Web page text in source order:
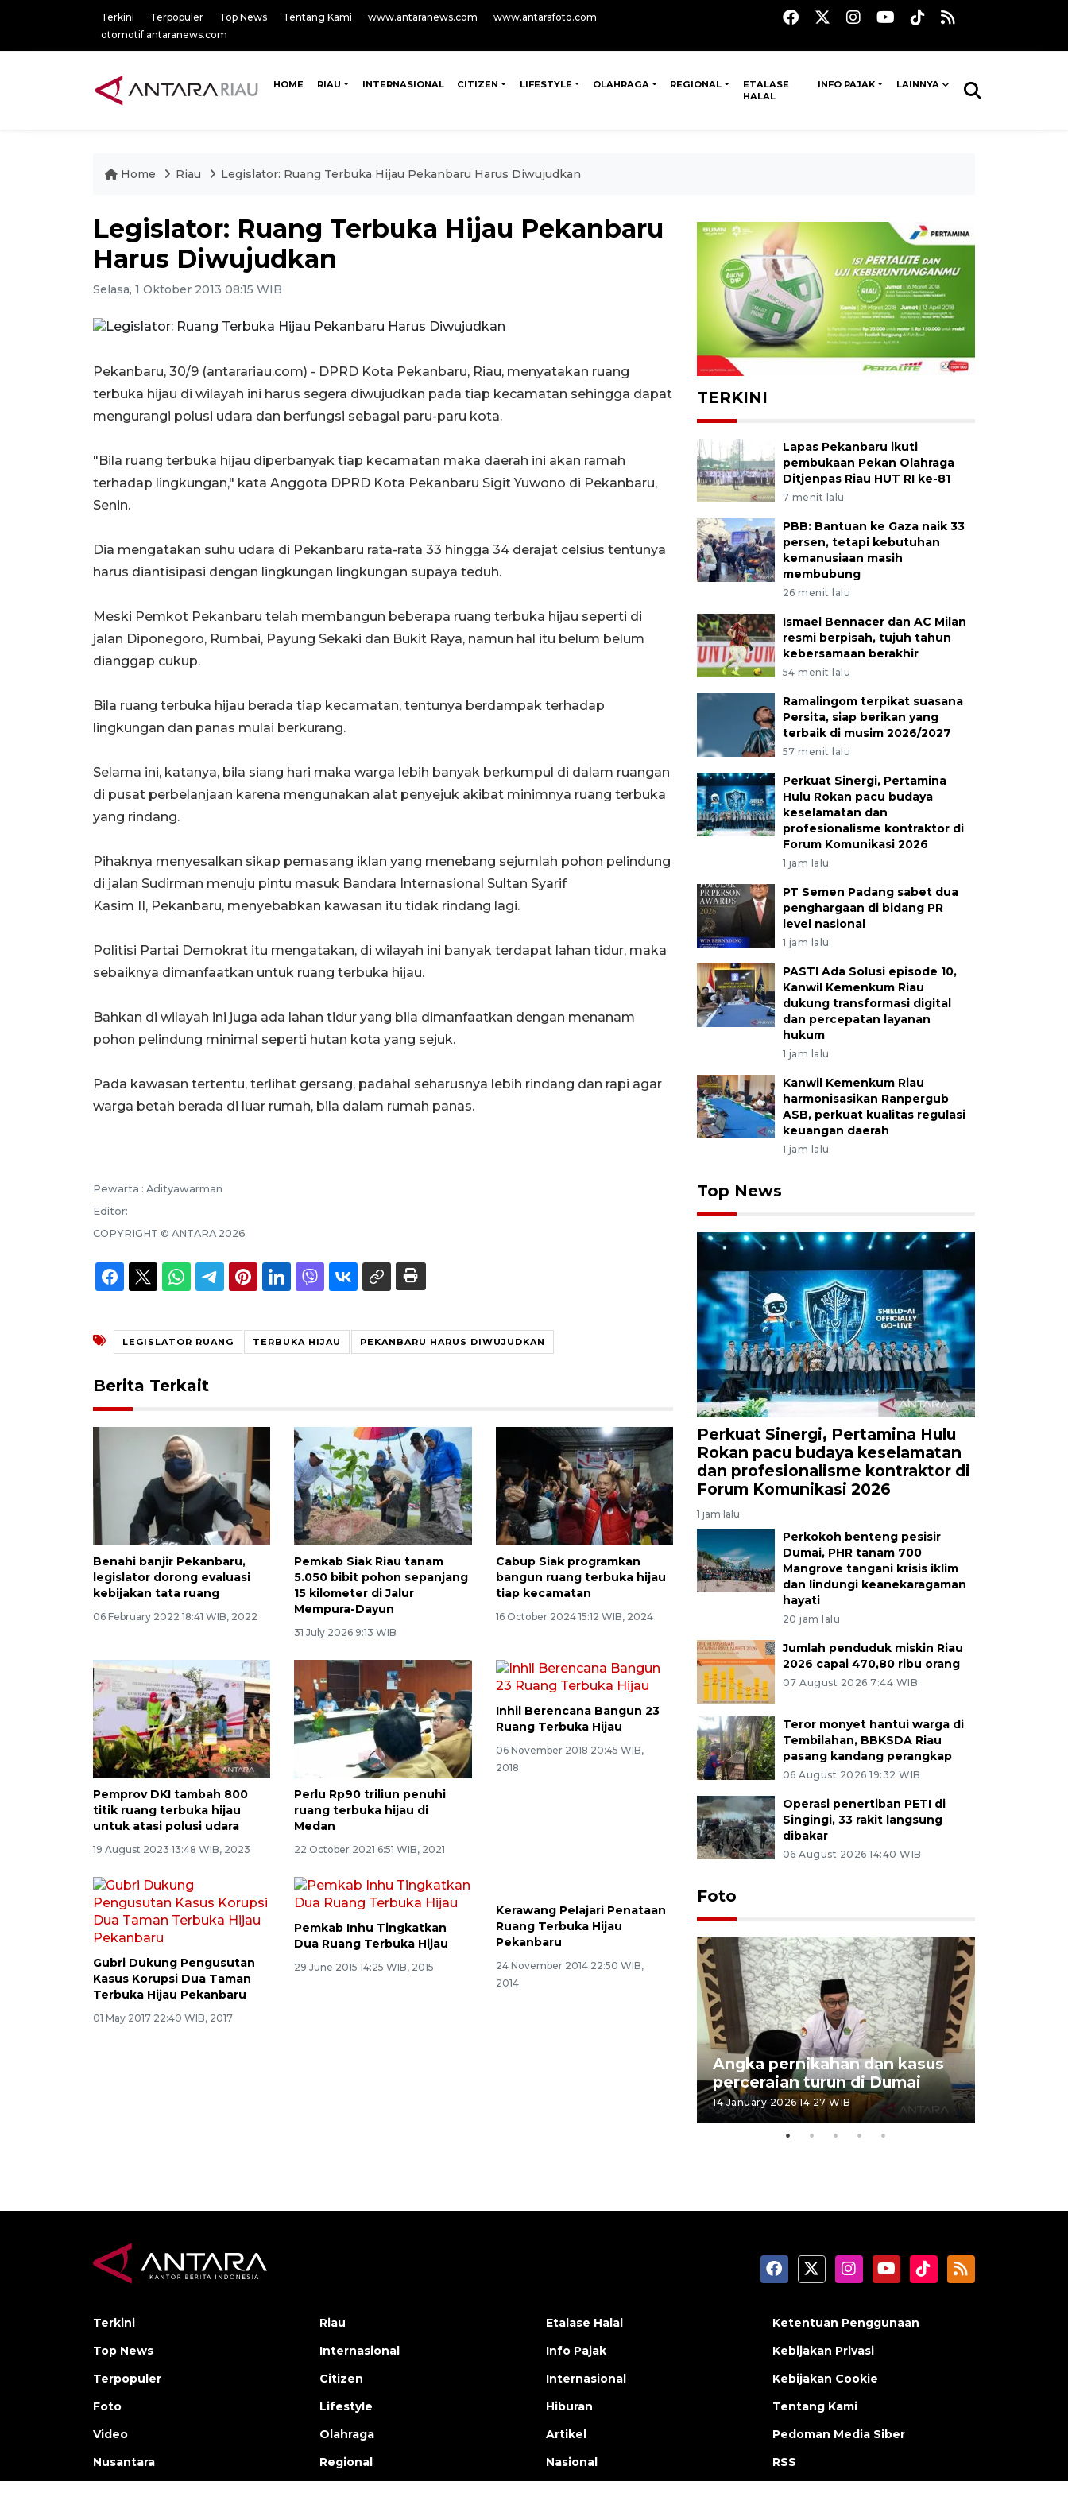
Terkini Terpopuler Top News Tentang Kami www.antaranews.com
www.antarafoto.com
otomotif.antaranews.com
HOME RIAU INTERNASIONAL CITIZEN LIFESTYLE OLAHRAGA REGIONAL
ETALASE
HALAL
INFO PAJAK LAINNYA
Home Riau Legislator: Ruang Terbuka Hijau Pekanbaru Harus Diwujudkan
Legislator: Ruang Terbuka Hijau Pekanbaru
Harus Diwujudkan
Selasa, 1 Oktober 2013 08:15 WIB
Pekanbaru, 30/9 (antarariau.com) - DPRD Kota Pekanbaru, Riau, menyatakan ruang
terbuka hijau di wilayah ini harus segera diwujudkan pada tiap kecamatan sehingga dapat
mengurangi polusi udara dan berfungsi sebagai paru-paru kota.
"Bila ruang terbuka hijau diperbanyak tiap kecamatan maka daerah ini akan ramah
terhadap lingkungan," kata Anggota DPRD Kota Pekanbaru Sigit Yuwono di Pekanbaru,
Senin.
Dia mengatakan suhu udara di Pekanbaru rata-rata 33 hingga 34 derajat celsius tentunya
harus diantisipasi dengan lingkungan lingkungan supaya teduh.
Meski Pemkot Pekanbaru telah membangun beberapa ruang terbuka hijau seperti di
jalan Diponegoro, Rumbai, Payung Sekaki dan Bukit Raya, namun hal itu belum belum
dianggap cukup.
Bila ruang terbuka hijau berada tiap kecamatan, tentunya berdampak terhadap
lingkungan dan panas mulai berkurang.
Selama ini, katanya, bila siang hari maka warga lebih banyak berkumpul di dalam ruangan
di pusat perbelanjaan karena mengunakan alat penyejuk akibat minimnya ruang terbuka
yang rindang.
Pihaknya menyesalkan sikap pemasang iklan yang menebang sejumlah pohon pelindung
di jalan Sudirman menuju pintu masuk Bandara Internasional Sultan Syarif
Kasim II, Pekanbaru, menyebabkan kawasan itu tidak rindang lagi.
Politisi Partai Demokrat itu mengatakan, di wilayah ini banyak terdapat lahan tidur, maka
sebaiknya dimanfaatkan untuk ruang terbuka hijau.
Bahkan di wilayah ini juga ada lahan tidur yang bila dimanfaatkan dengan menanam
pohon pelindung minimal seperti hutan kota yang sejuk.
Pada kawasan tertentu, terlihat gersang, padahal seharusnya lebih rindang dan rapi agar
warga betah berada di luar rumah, bila dalam rumah panas.
Pewarta : Adityawarman
Editor:
COPYRIGHT © ANTARA 2026
LEGISLATOR RUANG TERBUKA HIJAU PEKANBARU HARUS DIWUJUDKAN
Berita Terkait
Benahi banjir Pekanbaru,
legislator dorong evaluasi
kebijakan tata ruang
06 February 2022 18:41 WIB, 2022
Pemkab Siak Riau tanam
5.050 bibit pohon sepanjang
15 kilometer di Jalur
Mempura-Dayun
31 July 2026 9:13 WIB
Cabup Siak programkan
bangun ruang terbuka hijau
tiap kecamatan
16 October 2024 15:12 WIB, 2024
Pemprov DKI tambah 800
titik ruang terbuka hijau
untuk atasi polusi udara
19 August 2023 13:48 WIB, 2023
Perlu Rp90 triliun penuhi
ruang terbuka hijau di
Medan
22 October 2021 6:51 WIB, 2021
Inhil Berencana Bangun 23
Ruang Terbuka Hijau
06 November 2018 20:45 WIB,
2018
Gubri Dukung Pengusutan
Kasus Korupsi Dua Taman
Terbuka Hijau Pekanbaru
01 May 2017 22:40 WIB, 2017
Pemkab Inhu Tingkatkan
Dua Ruang Terbuka Hijau
29 June 2015 14:25 WIB, 2015
Kerawang Pelajari Penataan
Ruang Terbuka Hijau
Pekanbaru
24 November 2014 22:50 WIB,
2014
TERKINI
Lapas Pekanbaru ikuti
pembukaan Pekan Olahraga
Ditjenpas Riau HUT RI ke-81
7 menit lalu
PBB: Bantuan ke Gaza naik 33
persen, tetapi kebutuhan
kemanusiaan masih
membubung
26 menit lalu
Ismael Bennacer dan AC Milan
resmi berpisah, tujuh tahun
kebersamaan berakhir
54 menit lalu
Ramalingom terpikat suasana
Persita, siap berikan yang
terbaik di musim 2026/2027
57 menit lalu
Perkuat Sinergi, Pertamina
Hulu Rokan pacu budaya
keselamatan dan
profesionalisme kontraktor di
Forum Komunikasi 2026
1 jam lalu
PT Semen Padang sabet dua
penghargaan di bidang PR
level nasional
1 jam lalu
PASTI Ada Solusi episode 10,
Kanwil Kemenkum Riau
dukung transformasi digital
dan percepatan layanan
hukum
1 jam lalu
Kanwil Kemenkum Riau
harmonisasikan Ranpergub
ASB, perkuat kualitas regulasi
keuangan daerah
1 jam lalu
Top News
Perkuat Sinergi, Pertamina Hulu
Rokan pacu budaya keselamatan
dan profesionalisme kontraktor di
Forum Komunikasi 2026
1 jam lalu
Perkokoh benteng pesisir
Dumai, PHR tanam 700
Mangrove tangani krisis iklim
dan lindungi keanekaragaman
hayati
20 jam lalu
Jumlah penduduk miskin Riau
2026 capai 470,80 ribu orang
07 August 2026 7:44 WIB
Teror monyet hantui warga di
Tembilahan, BBKSDA Riau
pasang kandang perangkap
06 August 2026 19:32 WIB
Operasi penertiban PETI di
Singingi, 33 rakit langsung
dibakar
06 August 2026 14:40 WIB
Foto
Angka pernikahan dan kasus
perceraian turun di Dumai
14 January 2026 14:27 WIB
Terkini
Top News
Terpopuler
Foto
Video
Nusantara
Riau
Internasional
Citizen
Lifestyle
Olahraga
Regional
Etalase Halal
Info Pajak
Internasional
Hiburan
Artikel
Nasional
Ketentuan Penggunaan
Kebijakan Privasi
Kebijakan Cookie
Tentang Kami
Pedoman Media Siber
RSS